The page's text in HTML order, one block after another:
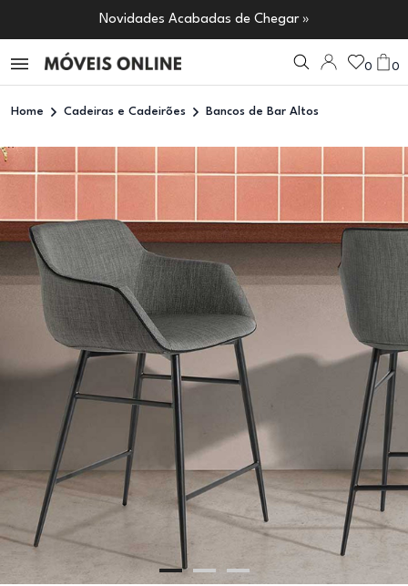
Novidades Acabadas de Chegar »
0 0
Home Cadeiras e Cadeirões Bancos de Bar Altos